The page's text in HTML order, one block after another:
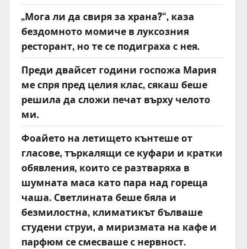
„Мога ли да свиря за храна?“, каза
бездомното момиче в луксозния
ресторант, но те се подиграха с нея.
Преди двайсет години госпожа Мария
ме спря пред целия клас, сякаш беше
решила да сложи печат върху челото
ми.
Фоайето на летището кънтеше от
гласове, търкалящи се куфари и кратки
обявления, които се разтваряха в
шумната маса като пара над гореща
чаша. Светлината беше бяла и
безмилостна, климатикът бълваше
студени струи, а миризмата на кафе и
парфюм се смесваше с нервност.